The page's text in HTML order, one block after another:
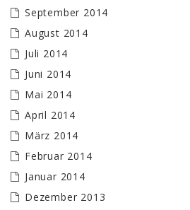
September 2014
August 2014
Juli 2014
Juni 2014
Mai 2014
April 2014
März 2014
Februar 2014
Januar 2014
Dezember 2013